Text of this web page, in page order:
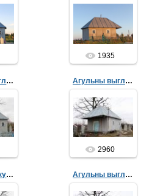
19.06.2019
vitalis
1935
Агульны выгляд Агульны выгляд
14.02.2016
admin
2960
Выгляд з боку апсіды Агульны выгляд